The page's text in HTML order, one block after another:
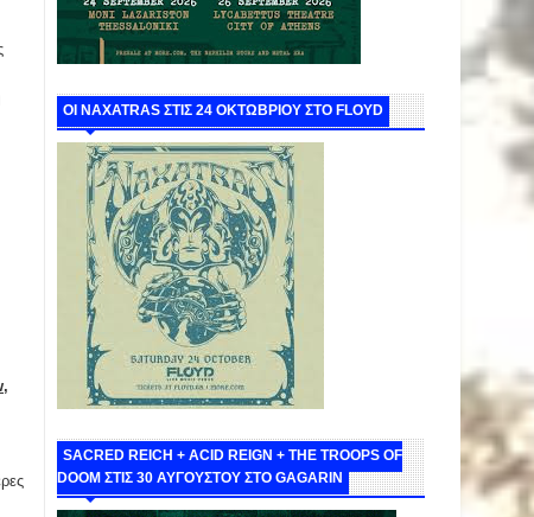
ΟΙ NAXATRAS ΣΤΙΣ 24 ΟΚΤΩΒΡΙΟΥ ΣΤΟ FLOYD
SACRED REICH + ACID REIGN + THE TROOPS OF
DOOM ΣΤΙΣ 30 ΑΥΓΟΥΣΤΟΥ ΣΤΟ GAGARIN